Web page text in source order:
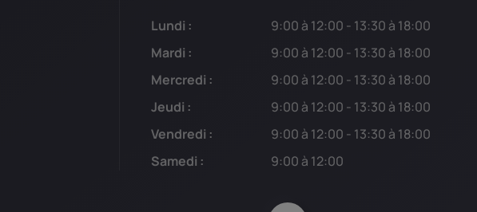
Lundi :
9:00 à 12:00 - 13:30 à 18:00
Mardi :
9:00 à 12:00 - 13:30 à 18:00
Mercredi :
9:00 à 12:00 - 13:30 à 18:00
Jeudi :
9:00 à 12:00 - 13:30 à 18:00
Vendredi :
9:00 à 12:00 - 13:30 à 18:00
Samedi :
9:00 à 12:00